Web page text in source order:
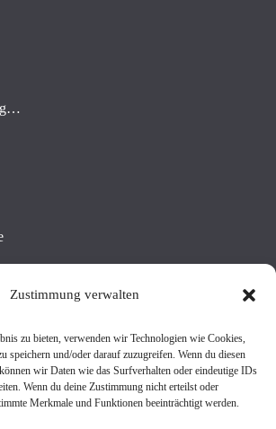
Zustimmung verwalten
zu bieten, verwenden wir Technologien wie Cookies,
speichern und/oder darauf zuzugreifen. Wenn du diesen
wir Daten wie das Surfverhalten oder eindeutige IDs
Wenn du deine Zustimmung nicht erteilst oder
Merkmale und Funktionen beeinträchtigt werden.
und Imprägnierung